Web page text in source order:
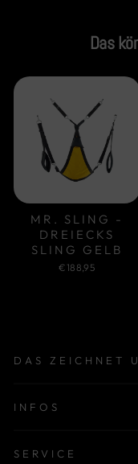
Das
MR. SLING -
DREIECKS
SLING GELB
€188,95
DAS ZEICHNET
INFOS
SERVICE